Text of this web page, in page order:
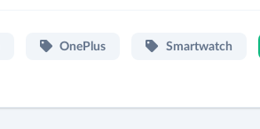
OnePlus Smartwatch